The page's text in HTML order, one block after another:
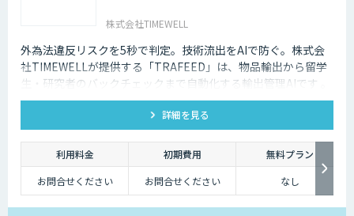
株式会社TIMEWELL
外為法違反リスクを5秒で判定。技術流出をAIで防ぐ。株式会
社TIMEWELLが提供する「TRAFEED」は、物品輸出から留学
生・研究者のバックチェックまで自動化する輸出管理AIです 。
複雑な規制判定を5秒で完了し 、高度なネットワーク分析で目
に見えない流出リスクを最小化します 。
詳細を見る
利用料金 初期費用
無料プラン
お問合せください
お問合せください なし